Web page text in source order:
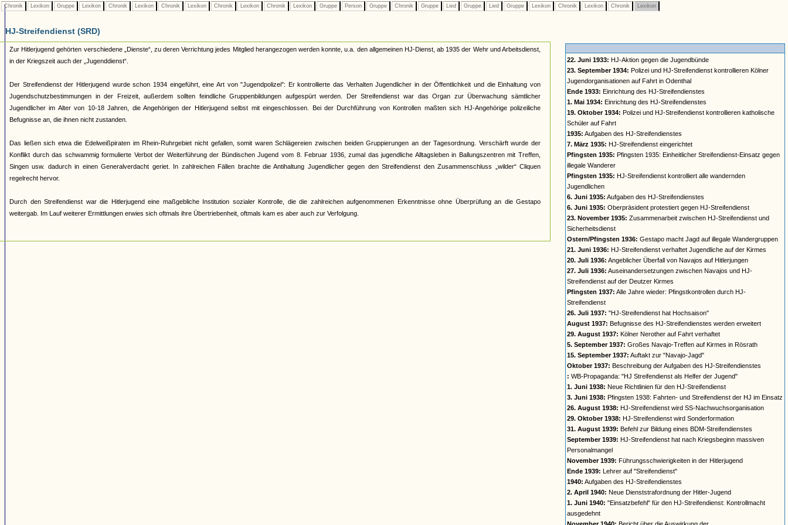
Chronik Lexikon Gruppe Lexikon Chronik Lexikon Chronik Lexikon Chronik Lexikon Chronik Lexikon Gruppe Person Gruppe Chronik Gruppe Lied Gruppe Lied Gruppe Lexikon Chronik Lexikon Chronik Lexikon
HJ-Streifendienst (SRD)
Zur Hitlerjugend gehörten verschiedene „Dienste“, zu deren Verrichtung jedes Mitglied herangezogen werden konnte, u.a. den allgemeinen HJ-Dienst, ab 1935 der Wehr und Arbeitsdienst,
in der Kriegszeit auch der „Jugenddienst“.
Der Streifendienst der Hitlerjugend wurde schon 1934 eingeführt, eine Art von "Jugendpolizei": Er kontrollierte das Verhalten Jugendlicher in der Öffentlichkeit und die Einhaltung von
Jugendschutzbestimmungen in der Freizeit, außerdem sollten feindliche Gruppenbildungen aufgespürt werden. Der Streifendienst war das Organ zur Überwachung sämtlicher
Jugendlicher im Alter von 10-18 Jahren, die Angehörigen der Hitlerjugend selbst mit eingeschlossen. Bei der Durchführung von Kontrollen maßten sich HJ-Angehörige polizeiliche
Befugnisse an, die ihnen nicht zustanden.
Das ließen sich etwa die Edelweißpiraten im Rhein-Ruhrgebiet nicht gefallen, somit waren Schlägereien zwischen beiden Gruppierungen an der Tagesordnung. Verschärft wurde der
Konflikt durch das schwammig formulierte Verbot der Weiterführung der Bündischen Jugend vom 8. Februar 1936, zumal das jugendliche Alltagsleben in Ballungszentren mit Treffen,
Singen usw. dadurch in einen Generalverdacht geriet. In zahlreichen Fällen brachte die Antihaltung Jugendlicher gegen den Streifendienst den Zusammenschluss „wilder“ Cliquen
regelrecht hervor.
Durch den Streifendienst war die Hitlerjugend eine maßgebliche Institution sozialer Kontrolle, die die zahlreichen aufgenommenen Erkenntnisse ohne Überprüfung an die Gestapo
weitergab. Im Lauf weiterer Ermittlungen erwies sich oftmals ihre Übertriebenheit, oftmals kam es aber auch zur Verfolgung.
22. Juni 1933: HJ-Aktion gegen die Jugendbünde
23. September 1934: Polizei und HJ-Streifendienst kontrollieren Kölner
Jugendorganisationen auf Fahrt in Odenthal
Ende 1933: Einrichtung des HJ-Streifendienstes
1. Mai 1934: Einrichtung des HJ-Streifendienstes
19. Oktober 1934: Polizei und HJ-Streifendienst kontrollieren katholische
Schüler auf Fahrt
1935: Aufgaben des HJ-Streifendienstes
7. März 1935: HJ-Streifendienst eingerichtet
Pfingsten 1935: Pfingsten 1935: Einheitlicher Streifendienst-Einsatz gegen
illegale Wanderer
Pfingsten 1935: HJ-Streifendienst kontrolliert alle wandernden
Jugendlichen
6. Juni 1935: Aufgaben des HJ-Streifendienstes
6. Juni 1935: Oberpräsident protestiert gegen HJ-Streifendienst
23. November 1935: Zusammenarbeit zwischen HJ-Streifendienst und
Sicherheitsdienst
Ostern/Pfingsten 1936: Gestapo macht Jagd auf illegale Wandergruppen
21. Juni 1936: HJ-Streifendienst verhaftet Jugendliche auf der Kirmes
20. Juli 1936: Angeblicher Überfall von Navajos auf Hitlerjungen
27. Juli 1936: Auseinandersetzungen zwischen Navajos und HJ-
Streifendienst auf der Deutzer Kirmes
Pfingsten 1937: Alle Jahre wieder: Pfingstkontrollen durch HJ-
Streifendienst
26. Juli 1937: "HJ-Streifendienst hat Hochsaison"
August 1937: Befugnisse des HJ-Streifendienstes werden erweitert
29. August 1937: Kölner Nerother auf Fahrt verhaftet
5. September 1937: Großes Navajo-Treffen auf Kirmes in Rösrath
15. September 1937: Auftakt zur "Navajo-Jagd"
Oktober 1937: Beschreibung der Aufgaben des HJ-Streifendienstes
: WB-Propaganda: "HJ Streifendienst als Helfer der Jugend"
1. Juni 1938: Neue Richtlinien für den HJ-Streifendienst
3. Juni 1938: Pfingsten 1938: Fahrten- und Streifendienst der HJ im Einsatz
26. August 1938: HJ-Streifendienst wird SS-Nachwuchsorganisation
29. Oktober 1938: HJ-Streifendienst wird Sonderformation
31. August 1939: Befehl zur Bildung eines BDM-Streifendienstes
September 1939: HJ-Streifendienst hat nach Kriegsbeginn massiven
Personalmangel
November 1939: Führungsschwierigkeiten in der Hitlerjugend
Ende 1939: Lehrer auf "Streifendienst"
1940: Aufgaben des HJ-Streifendienstes
2. April 1940: Neue Dienststrafordnung der Hitler-Jugend
1. Juni 1940: "Einsatzbefehl" für den HJ-Streifendienst: Kontrollmacht
ausgedehnt